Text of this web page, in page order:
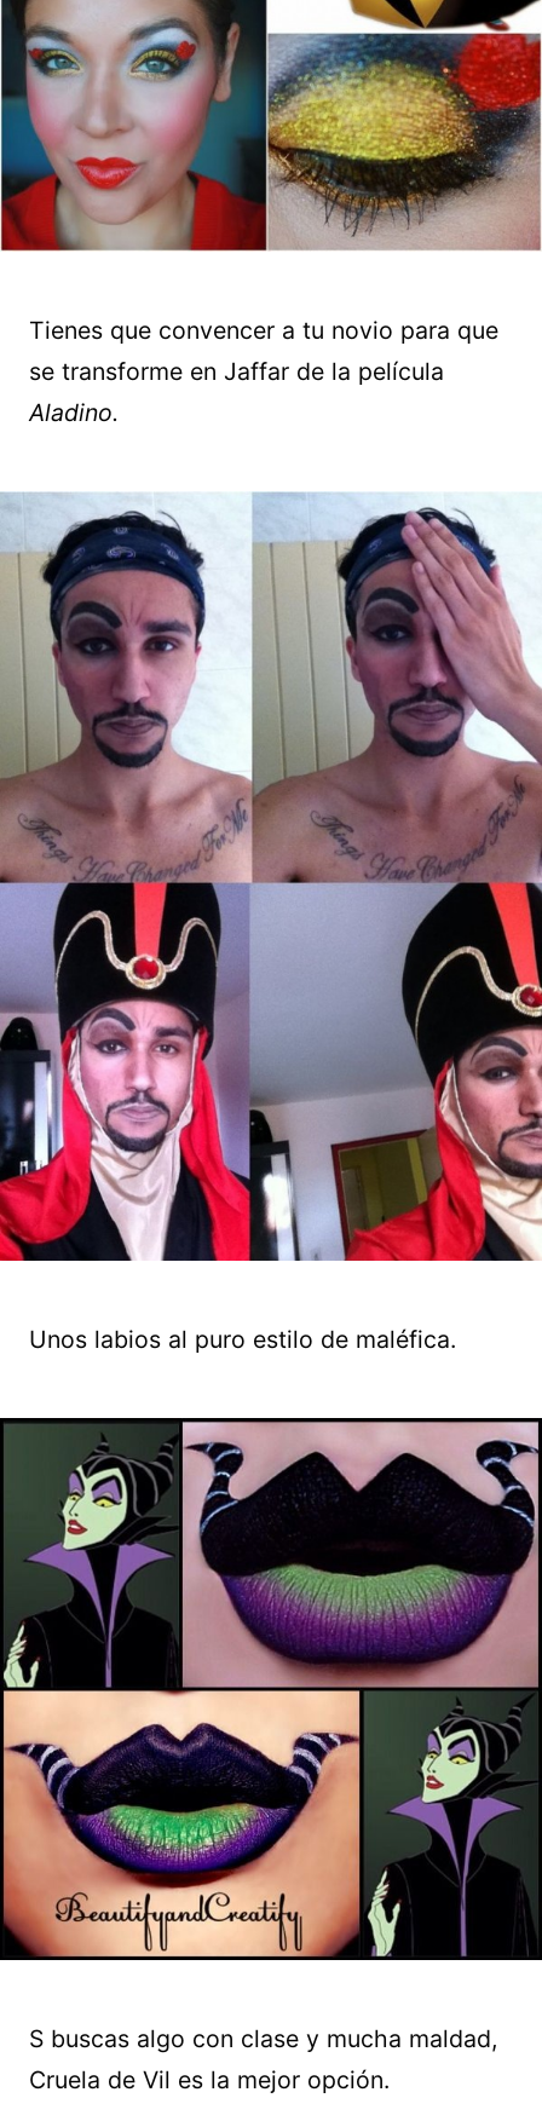
Tienes que convencer a tu novio para que
se transforme en Jaffar de la película
Aladino.
Unos labios al puro estilo de maléfica.
S buscas algo con clase y mucha maldad,
Cruela de Vil es la mejor opción.